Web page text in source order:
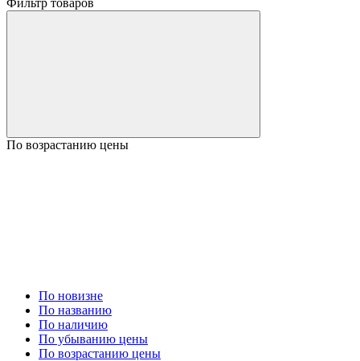
По возрастанию цены
По новизне
По названию
По наличию
По убыванию цены
По возрастанию цены